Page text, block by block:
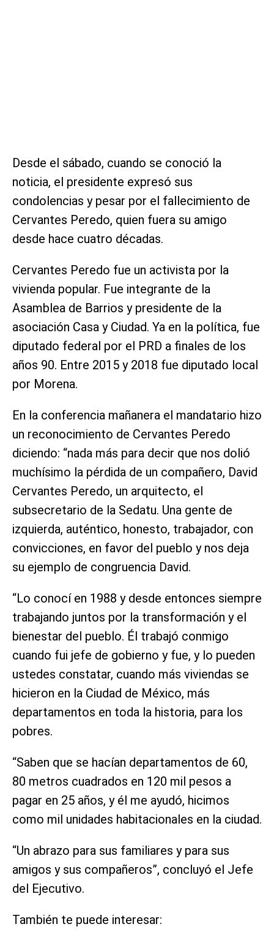
Desde el sábado, cuando se conoció la
noticia, el presidente expresó sus
condolencias y pesar por el fallecimiento de
Cervantes Peredo, quien fuera su amigo
desde hace cuatro décadas.
Cervantes Peredo fue un activista por la
vivienda popular. Fue integrante de la
Asamblea de Barrios y presidente de la
asociación Casa y Ciudad. Ya en la política, fue
diputado federal por el PRD a finales de los
años 90. Entre 2015 y 2018 fue diputado local
por Morena.
En la conferencia mañanera el mandatario hizo
un reconocimiento de Cervantes Peredo
diciendo: “nada más para decir que nos dolió
muchísimo la pérdida de un compañero, David
Cervantes Peredo, un arquitecto, el
subsecretario de la Sedatu. Una gente de
izquierda, auténtico, honesto, trabajador, con
convicciones, en favor del pueblo y nos deja
su ejemplo de congruencia David.
“Lo conocí en 1988 y desde entonces siempre
trabajando juntos por la transformación y el
bienestar del pueblo. Él trabajó conmigo
cuando fui jefe de gobierno y fue, y lo pueden
ustedes constatar, cuando más viviendas se
hicieron en la Ciudad de México, más
departamentos en toda la historia, para los
pobres.
“Saben que se hacían departamentos de 60,
80 metros cuadrados en 120 mil pesos a
pagar en 25 años, y él me ayudó, hicimos
como mil unidades habitacionales en la ciudad.
“Un abrazo para sus familiares y para sus
amigos y sus compañeros”, concluyó el Jefe
del Ejecutivo.
También te puede interesar: